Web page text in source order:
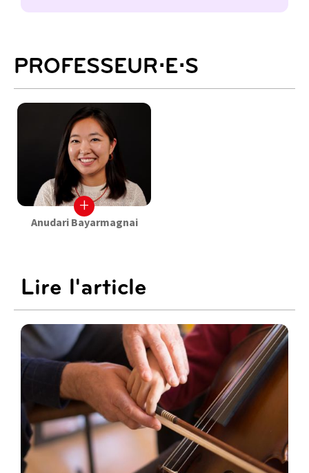
PROFESSEUR⋅E⋅S
+
Anudari Bayarmagnai
Lire l'article